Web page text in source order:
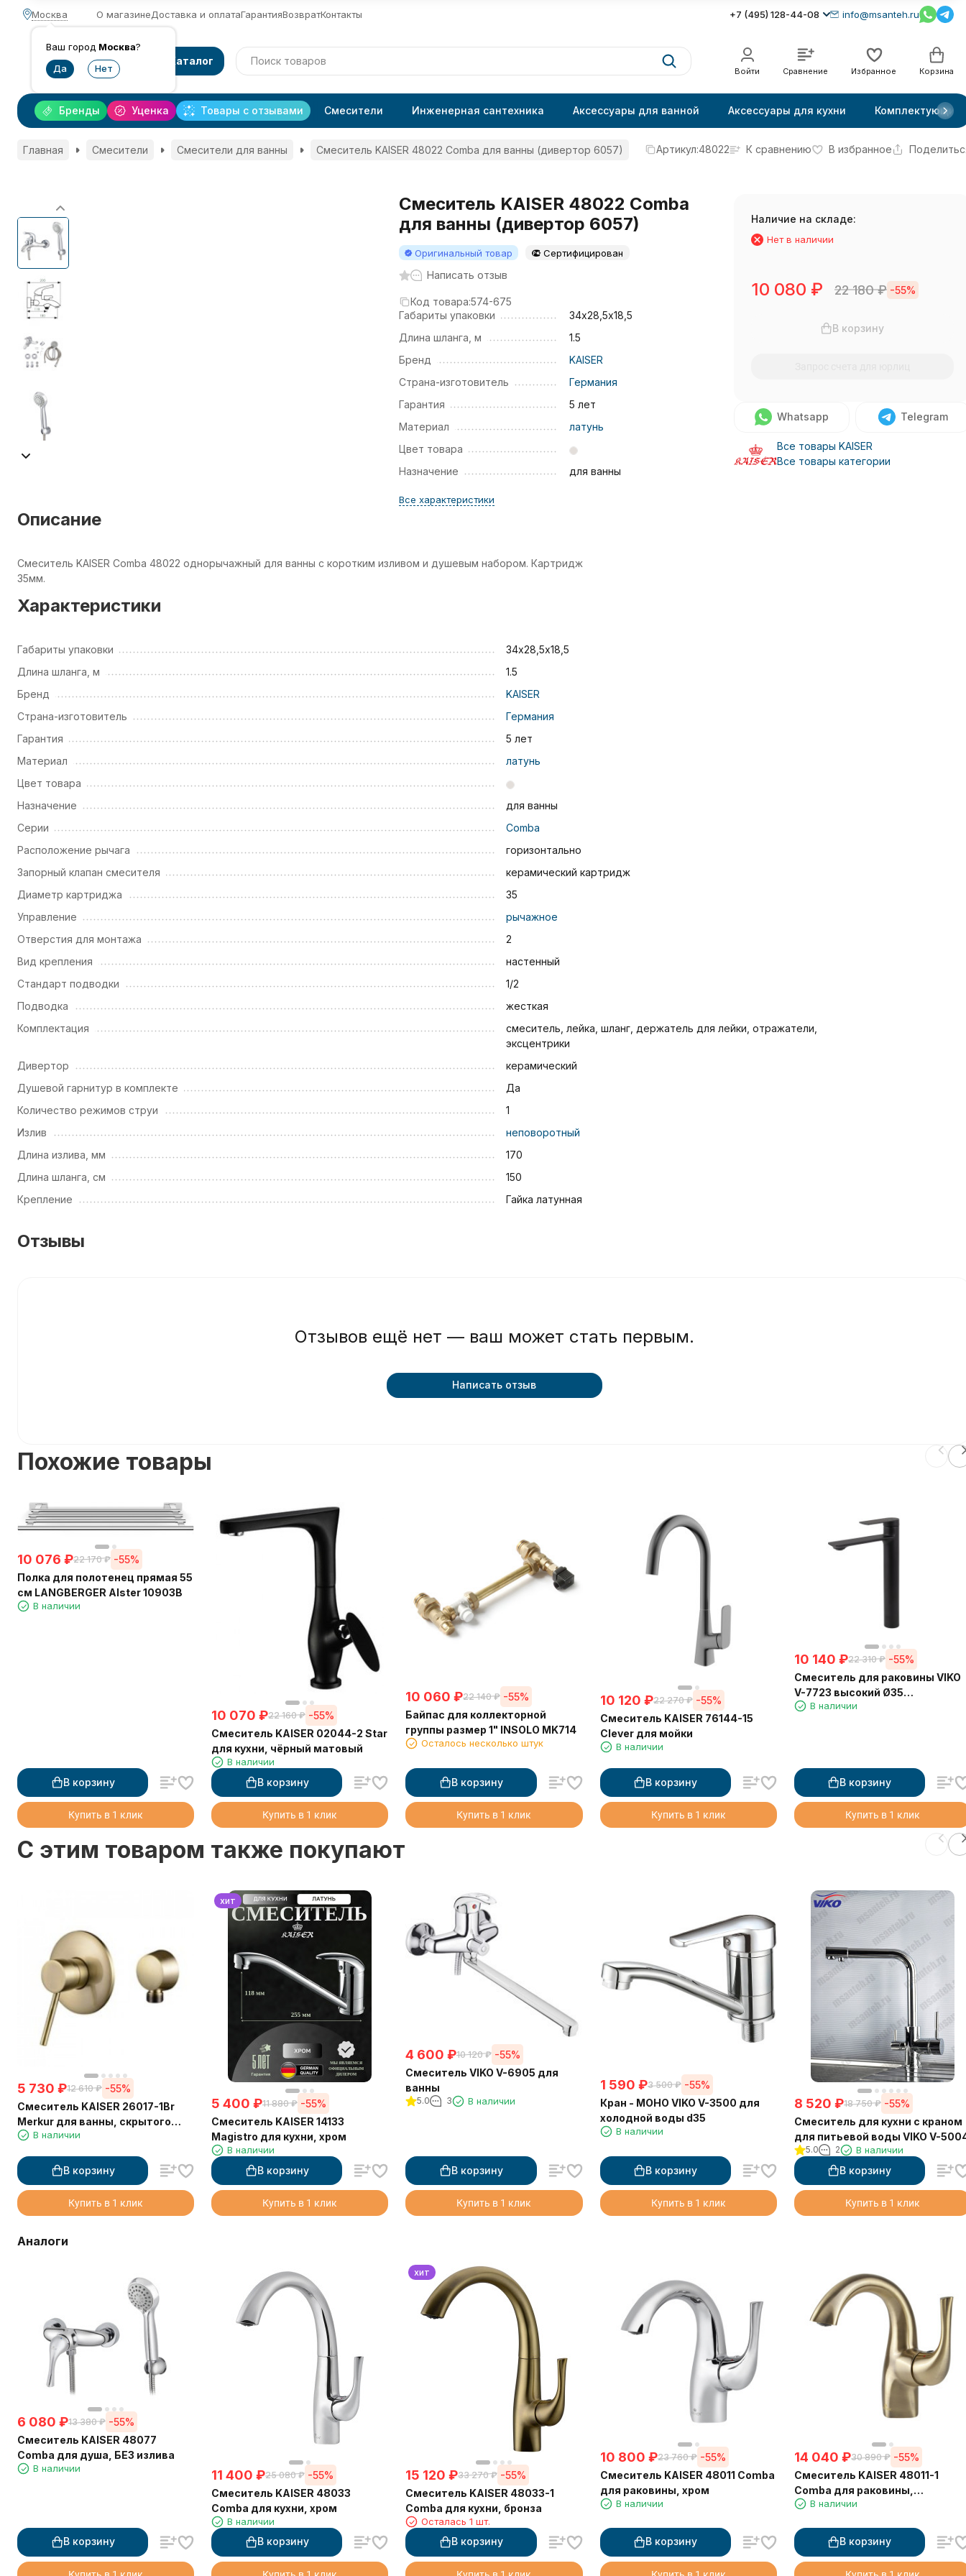
Москва
Ваш город Москва?
О магазинеДоставка и оплатаГарантияВозвратКонтакты +7 (495) 128-44-08 info@msanteh.ru
Каталог
Войти Сравнение Избранное Корзина
Уценка Товары с отзывами
Бренды Смесители Инженерная сантехника Аксессуары для ванной Аксессуары для кухни Комплектующие
Главная Смесители Смесители для ванны Смеситель KAISER 48022 Comba для ванны (дивертор 6057) Артикул:48022 К сравнению В избранное
Смеситель KAISER 48022 Comba
для ванны (дивертор 6057)
Оригинальный товар Сертифицирован
Написать отзыв
Код товара:574-675
Габариты упаковки
34х28,5х18,5
Длина шланга, м
1.5
Бренд
KAISER
Страна-изготовитель
Германия
Гарантия
5 лет
Материал
латунь
Цвет товара
Назначение
для ванны
Все характеристики
Наличие на складе:
Нет в наличии
10 080 ₽ 22 180₽ -55%
В корзину
Whatsapp Telegram
Все товары KAISER
Все товары категории
Описание
Смеситель KAISER Comba 48022 однорычажный для ванны с коротким изливом и душевым набором. Картридж
35мм.
Характеристики
Габариты упаковки
34х28,5х18,5
Длина шланга, м
1.5
Бренд
KAISER
Страна-изготовитель
Германия
Гарантия
5 лет
Материал
латунь
Цвет товара
Назначение
для ванны
Серии
Comba
Расположение рычага
горизонтально
Запорный клапан смесителя
керамический картридж
Диаметр картриджа
35
Управление
рычажное
Отверстия для монтажа
2
Вид крепления
настенный
Стандарт подводки
1/2
Подводка
жесткая
Комплектация
смеситель, лейка, шланг, держатель для лейки, отражатели,
эксцентрики
Дивертор
керамический
Душевой гарнитур в комплекте
Да
Количество режимов струи
1
Излив
неповоротный
Длина излива, мм
170
Длина шланга, см
150
Крепление
Гайка латунная
Отзывы
Отзывов ещё нет — ваш может стать первым.
Написать отзыв
Похожие товары
10 076 ₽22 170 ₽ -55%
Полка для полотенец прямая 55
см LANGBERGER Alster 10903B
В наличии
В корзину
Купить в 1 клик
10 070 ₽22 160 ₽ -55%
Смеситель KAISER 02044-2 Star
для кухни, чёрный матовый
В наличии
В корзину
Купить в 1 клик
10 060 ₽22 140 ₽ -55%
Байпас для коллекторной
группы размер 1" INSOLO MK714
Осталось несколько штук
В корзину
Купить в 1 клик
10 120 ₽22 270 ₽ -55%
Смеситель KAISER 76144-15
Clever для мойки
В наличии
В корзину
Купить в 1 клик
10 140 ₽22 310 ₽ -55%
Смеситель для раковины VIKO
V-7723 высокий Ø35
Lизл=165мм, h=300мм (латунь)
В наличии
В корзину
Купить в 1 клик
C этим товаром также покупают
5 730 ₽12 610 ₽ -55%
Смеситель KAISER 26017-1Br
Merkur для ванны, скрытого
монтажа
В наличии
В корзину
Купить в 1 клик
хит
5 400 ₽11 880 ₽ -55%
Смеситель KAISER 14133
Magistro для кухни, хром
В наличии
В корзину
Купить в 1 клик
4 600 ₽10 120 ₽ -55%
Смеситель VIKO V-6905 для
ванны
5.0 3 В наличии
В корзину
Купить в 1 клик
1 590 ₽3 500 ₽ -55%
Кран - МОНО VIKO V-3500 для
холодной воды d35
В наличии
В корзину
Купить в 1 клик
8 520 ₽18 750 ₽ -55%
Смеситель для кухни с краном
для питьевой воды VIKO V-
5.0 2 В наличии
В корзину
Купить в 1 клик
Аналоги
6 080 ₽13 380 ₽ -55%
Смеситель KAISER 48077
Comba для душа, БЕЗ излива
В наличии
В корзину
11 400 ₽25 080 ₽ -55%
Смеситель KAISER 48033
Comba для кухни, хром
В наличии
В корзину
хит
15 120 ₽33 270 ₽ -55%
Смеситель KAISER 48033-1
Comba для кухни, бронза
Осталась 1 шт.
В корзину
10 800 ₽23 760 ₽ -55%
Смеситель KAISER 48011 Comba
для раковины, хром
В наличии
В корзину
14 040 ₽30 890 ₽ -55%
Смеситель KAISER 48011-1
Comba для раковины,
бронзовый
В наличии
В корзину